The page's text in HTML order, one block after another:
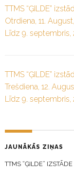
TTMS “ĢILDE”
Otrdiena, 11.
Līdz 9. septembris,
TTMS “ĢILDE”
Trešdiena, 12.
Līdz 9. septembris,
JAUNĀKĀS ZIŅAS
TTMS “ĢILDE”